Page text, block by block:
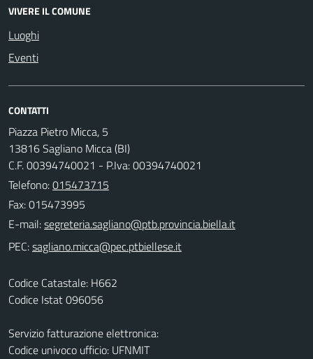
VIVERE IL COMUNE
Luoghi
Eventi
CONTATTI
Piazza Pietro Micca, 5
13816 Sagliano Micca (BI)
C.F. 00394740021 - P.Iva: 00394740021
Telefono:015473715
Fax: 015473995
E-mail:
PEC:
Codice Catastale: H662
Codice Istat 096056
Servizio fatturazione elettronica:
Codice univoco ufficio: UFNMIT